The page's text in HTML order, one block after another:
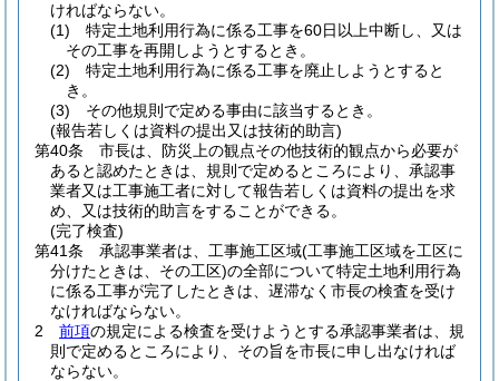
ければならない。
(1)
特定土地利用行為に係る工事を60日以上中断し、又は
その工事を再開しようとするとき。
(2)
特定土地利用行為に係る工事を廃止しようとすると
き。
(3)
その他規則で定める事由に該当するとき。
(報告若しくは資料の提出又は技術的助言)
第40条
市長は、防災上の観点その他技術的観点から必要が
あると認めたときは、規則で定めるところにより、承認事
業者又は工事施工者に対して報告若しくは資料の提出を求
め、又は技術的助言をすることができる。
(完了検査)
第41条
承認事業者は、工事施工区域(工事施工区域を工区に
分けたときは、その工区)の全部について特定土地利用行為
に係る工事が完了したときは、遅滞なく市長の検査を受け
なければならない。
2
前項の規定による検査を受けようとする承認事業者は、規
則で定めるところにより、その旨を市長に申し出なければ
ならない。